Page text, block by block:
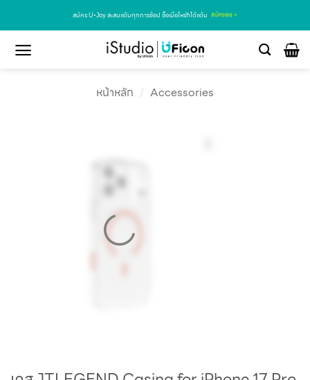
สมัคร U•Joy สะสมแต้มทุกการช้อป ซื้อเมื่อไหร่ก็ได้แต้ม สมัครเลย >
หน้าหลัก / Accessories